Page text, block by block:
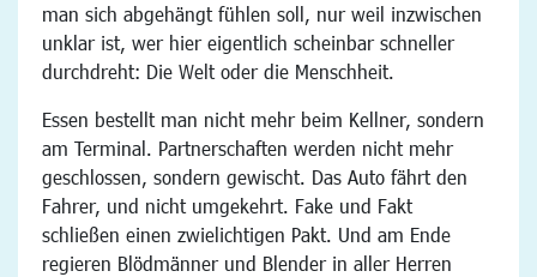
man sich abgehängt fühlen soll, nur weil inzwischen
unklar ist, wer hier eigentlich scheinbar schneller
durchdreht: Die Welt oder die Menschheit.
Essen bestellt man nicht mehr beim Kellner, sondern
am Terminal. Partnerschaften werden nicht mehr
geschlossen, sondern gewischt. Das Auto fährt den
Fahrer, und nicht umgekehrt. Fake und Fakt
schließen einen zwielichtigen Pakt. Und am Ende
regieren Blödmänner und Blender in aller Herren